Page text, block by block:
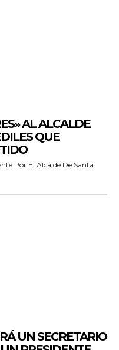
AL ALCALDE
QUE
Por El Alcalde De Santa
UN SECRETARIO